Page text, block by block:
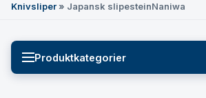
Knivsliper» Japansk slipesteinNaniwa
Produktkategorier